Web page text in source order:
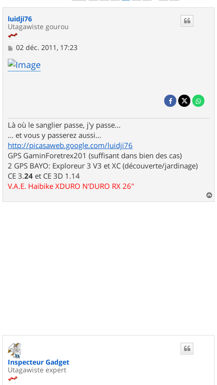
luidji76
Utagawiste gourou
M
s
s
02 déc. 2011, 17:23
Là où le sanglier passe, j'y passe...
... et vous y passerez aussi...
http://picasaweb.google.com/luidji76
GPS GaminForetrex201 (suffisant dans bien des cas)
2 GPS BAYO: Exploreur 3 V3 et XC (découverte/jardinage)
CE 3.24 et CE 3D 1.14
V.A.E. Haibike XDURO N'DURO RX 26"
a
Inspecteur Gadget
Utagawiste expert